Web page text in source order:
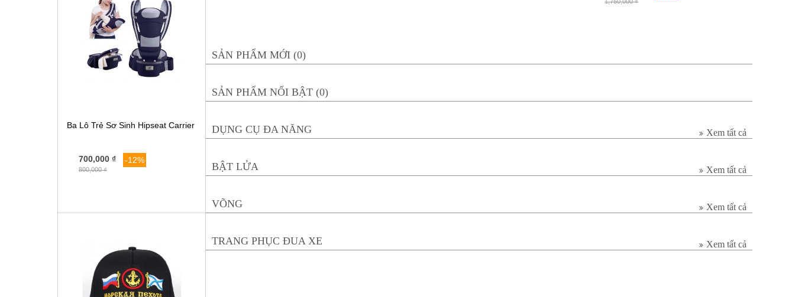
Ba Lô Trẻ Sơ Sinh Hipseat Carrier
700,000 ₫
800,000 ₫
-12%
SẢN PHẨM MỚI (0)
SẢN PHẨM NỔI BẬT (0)
DỤNG CỤ ĐA NĂNG Xem tất cả
BẬT LỬA Xem tất cả
VÕNG Xem tất cả
TRANG PHỤC ĐUA XE Xem tất cả